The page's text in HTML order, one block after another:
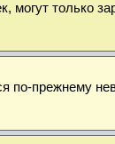
могут только
по-прежнему